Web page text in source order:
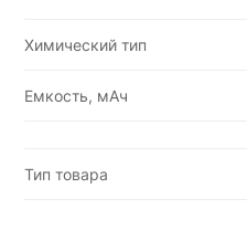
Химический тип
Емкость, мАч
Тип товара